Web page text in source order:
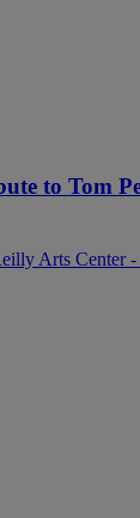
to Tom
Arts Center